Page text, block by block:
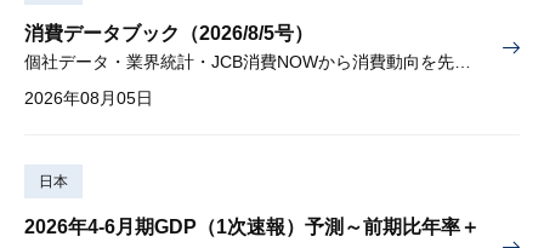
消費データブック（2026/8/5号）
2026年08月05日
日本
2026年4-6月期GDP（1次速報）予測～前期比年率＋